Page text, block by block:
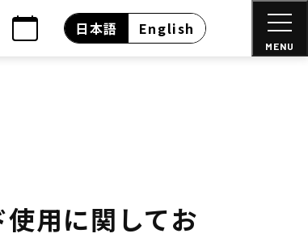
日本語 English
MENU
用に関してお